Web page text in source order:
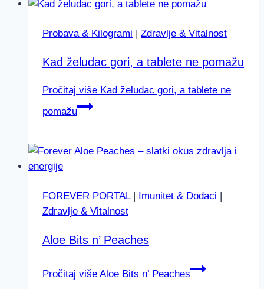
Probava & Kilogrami Zdravlje & Vitalnost
Kad želudac gori, a tablete ne pomažu
Pročitaj više Kad želudac gori, a tablete ne
pomažu
FOREVER PORTAL| Imunitet & Dodaci
Zdravlje & Vitalnost
Aloe Bits n’ Peaches
Pročitaj više Aloe Bits n’ Peaches